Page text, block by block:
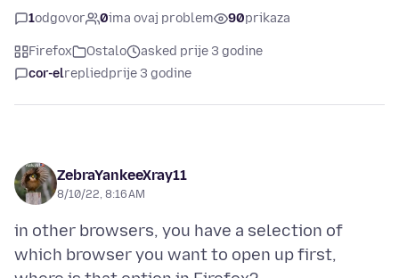
1odgovor 0ima ovaj problem 90prikaza
Firefox Ostalo
asked prije 3 godine
cor-elrepliedprije 3 godine
ZebraYankeeXray11
8/10/22, 8:16 AM
in other browsers, you have a selection of
which browser you want to open up first,